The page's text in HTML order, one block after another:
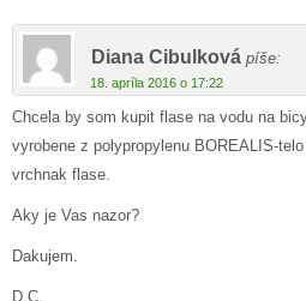
Diana Cibulková píše:
18. apríla 2016 o 17:22
Chcela by som kupit flase na vodu na
vyrobene z polypropylenu BOREALIS-
vrchnak flase.
Aky je Vas nazor?
Dakujem.
D.C.